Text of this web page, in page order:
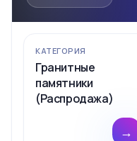
КАТЕГОРИЯ
Гранитные
памятники
(Распродажа)
→